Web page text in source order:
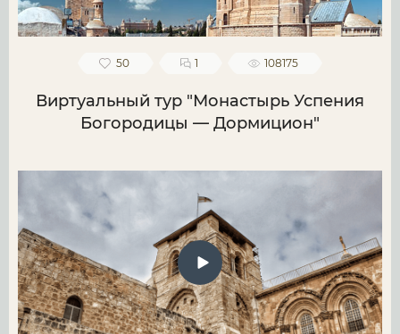
50 1 108175
Виртуальный тур "Монастырь Успения
Богородицы — Дормицион"